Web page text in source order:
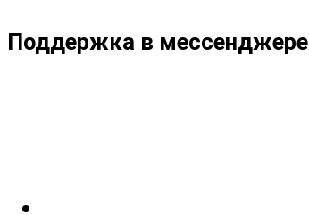
Поддержка в мессенджере